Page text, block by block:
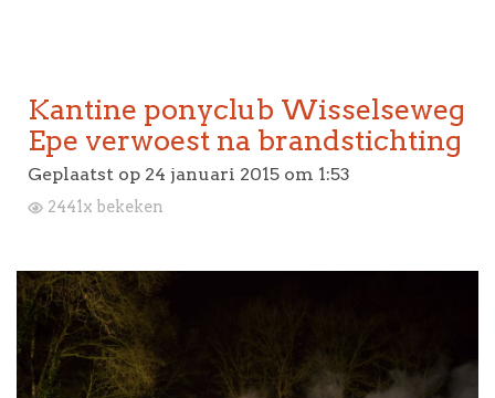
Kantine ponyclub Wisselseweg
Epe verwoest na brandstichting
Geplaatst op 24 januari 2015 om 1:53
2441x bekeken